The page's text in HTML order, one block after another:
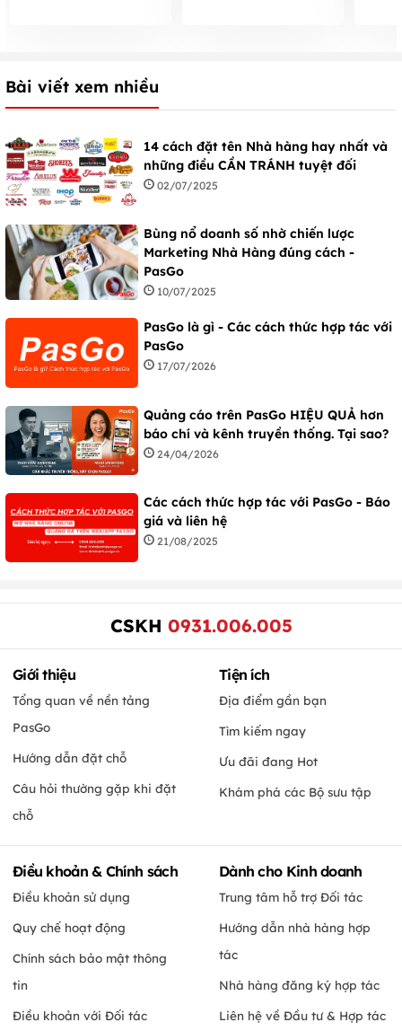
Bài viết xem nhiều
14 cách đặt tên Nhà hàng hay nhất và
những điều CẦN TRÁNH tuyệt đối
02/07/2025
Bùng nổ doanh số nhờ chiến lược
Marketing Nhà Hàng đúng cách -
PasGo
10/07/2025
PasGo là gì - Các cách thức hợp tác với
PasGo
17/07/2026
Quảng cáo trên PasGo HIỆU QUẢ hơn
báo chí và kênh truyền thống. Tại sao?
24/04/2026
Các cách thức hợp tác với PasGo - Báo
giá và liên hệ
21/08/2025
CSKH 0931.006.005
Giới thiệu
Tổng quan về nền tảng
PasGo
Hướng dẫn đặt chỗ
Câu hỏi thường gặp khi đặt
chỗ
Tiện ích
Địa điểm gần bạn
Tìm kiếm ngay
Ưu đãi đang Hot
Khám phá các Bộ sưu tập
Điều khoản & Chính sách
Điều khoản sử dụng
Quy chế hoạt động
Chính sách bảo mật thông
tin
Điều khoản với Đối tác
Dành cho Kinh doanh
Trung tâm hỗ trợ Đối tác
Hướng dẫn nhà hàng hợp
tác
Nhà hàng đăng ký hợp tác
Liên hệ về Đầu tư & Hợp tác